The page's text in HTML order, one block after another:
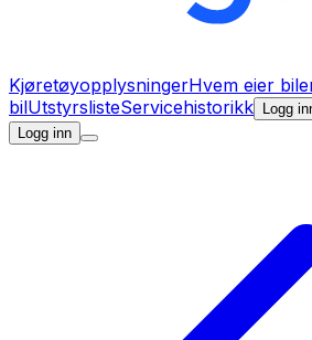
KjøretøyopplysningerHvem eier
bilUtstyrslisteServicehistorikk Logg
Logg inn